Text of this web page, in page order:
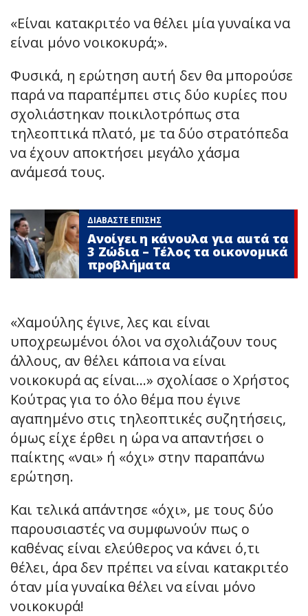
«Είναι κατακριτέο να θέλει μία γυναίκα να
είναι μόνο νοικοκυρά;».
Φυσικά, η ερώτηση αυτή δεν θα μπορούσε
παρά να παραπέμπει στις δύο κυρίες που
σχολιάστηκαν ποικιλοτρόπως στα
τηλεοπτικά πλατό, με τα δύο στρατόπεδα
να έχουν αποκτήσει μεγάλο χάσμα
ανάμεσά τους.
ΔΙΑΒΑΣΤΕ ΕΠΙΣΗΣ
Ανοίγει η κάνουλα για αuτά τα
3 Zώδια – Τέλος τα οικονομικά
πpοβλήματα
«Χαμούλης έγινε, λες και είναι
υποχρεωμένοι όλοι να σχολιάζουν τους
άλλους, αν θέλει κάποια να είναι
νοικοκυρά ας είναι…» σχολίασε ο Χρήστος
Κούτρας για το όλο θέμα που έγινε
αγαπημένο στις τηλεοπτικές συζητήσεις,
όμως είχε έρθει η ώρα να απαντήσει ο
παίκτης «ναι» ή «όχι» στην παραπάνω
ερώτηση.
Και τελικά απάντησε «όχι», με τους δύο
παρουσιαστές να συμφωνούν πως ο
καθένας είναι ελεύθερος να κάνει ό,τι
θέλει, άρα δεν πρέπει να είναι κατακριτέο
όταν μία γυναίκα θέλει να είναι μόνο
νοικοκυρά!